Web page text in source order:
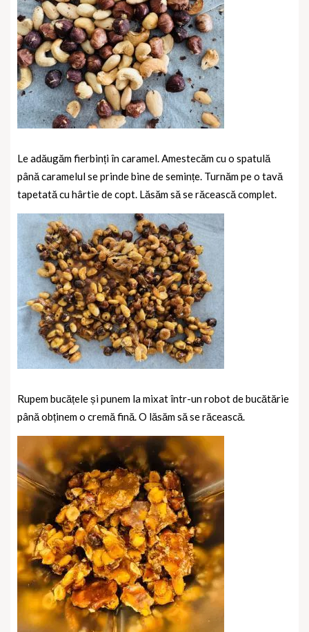
Le adăugăm fierbinți în caramel. Amestecăm cu o spatulă
până caramelul se prinde bine de semințe. Turnăm pe o tavă
tapetată cu hârtie de copt. Lăsăm să se răcească complet.
Rupem bucățele și punem la mixat într-un robot de bucătărie
până obținem o cremă fină. O lăsăm să se răcească.